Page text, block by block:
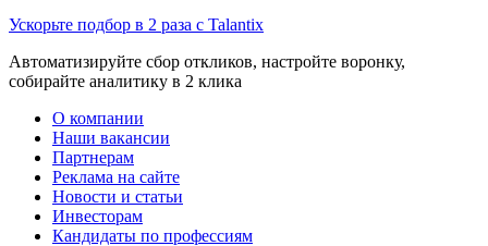
Ускорьте подбор в 2 раза с Talantix
Автоматизируйте сбор откликов, настройте воронку,
собирайте аналитику в 2 клика
О компании
Наши вакансии
Партнерам
Реклама на сайте
Новости и статьи
Инвесторам
Кандидаты по профессиям